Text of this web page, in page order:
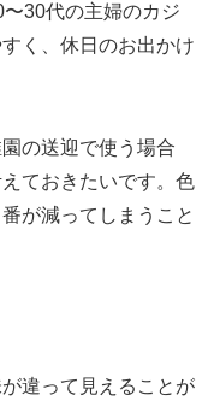
30代の主婦のカジ
く、休日のお出かけ
の送迎で使う場合
ておきたいです。色
が減ってしまうこと
違って見えることが